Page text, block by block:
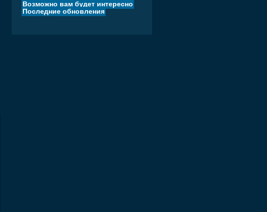
Возможно вам будет интересно
Последние обновления